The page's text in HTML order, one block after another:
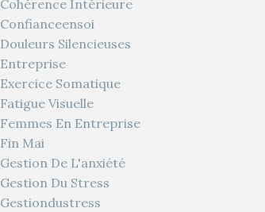
Cohérence Intérieure
Confianceensoi
Douleurs Silencieuses
Entreprise
Exercice Somatique
Fatigue Visuelle
Femmes En Entreprise
Fin Mai
Gestion De L'anxiété
Gestion Du Stress
Gestiondustress